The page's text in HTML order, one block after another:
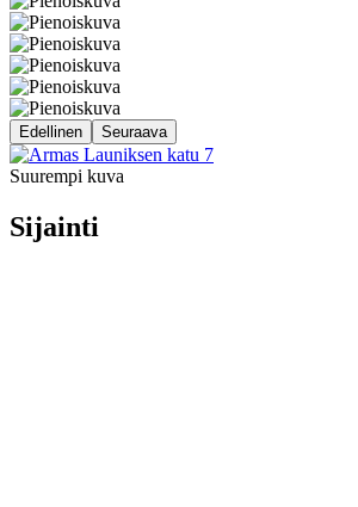
Edellinen Seuraava
Suurempi kuva
Sijainti